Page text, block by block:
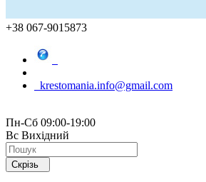
+38 067-9015873
krestomania.info@gmail.com
Пн-Сб 09:00-19:00
Вс Вихідний
Скрізь